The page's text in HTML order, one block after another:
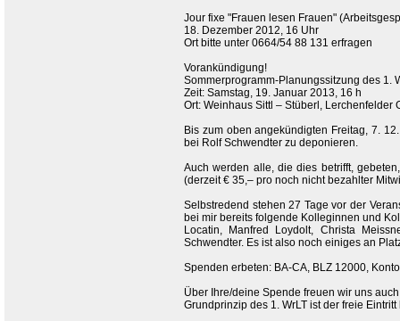
Jour fixe "Frauen lesen Frauen"
18. Dezember 2012, 16 Uhr
Ort bitte unter 0664/54 88 131 erfragen
Vorankündigung!
Sommerprogramm-Planungssitzung des 1.
Zeit: Samstag, 19. Januar 2013, 16 h
Ort: Weinhaus Sittl – Stüberl, Lerchenfelder
Bis zum oben angekündigten Freitag, 7.
bei Rolf Schwendter zu deponieren.
Auch werden alle, die dies betrifft,
(derzeit € 35,– pro noch nicht bezahlter
Selbstredend stehen 27 Tage vor der
bei mir bereits folgende Kolleginnen und
Locatin, Manfred Loydolt, Christa
Schwendter. Es ist also noch einiges an
Spenden erbeten: BA-CA, BLZ 12000,
Über Ihre/deine Spende freuen wir uns
Grundprinzip des 1. WrLT ist der freie